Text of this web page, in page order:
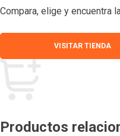
Compara, elige y encuentra
VISITAR TIENDA
Productos